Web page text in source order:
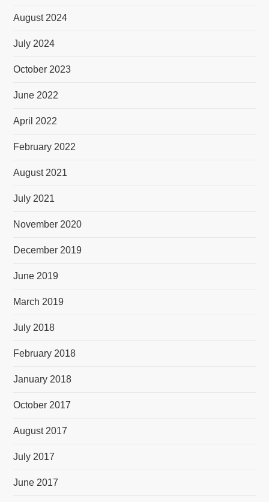
August 2024
July 2024
October 2023
June 2022
April 2022
February 2022
August 2021
July 2021
November 2020
December 2019
June 2019
March 2019
July 2018
February 2018
January 2018
October 2017
August 2017
July 2017
June 2017